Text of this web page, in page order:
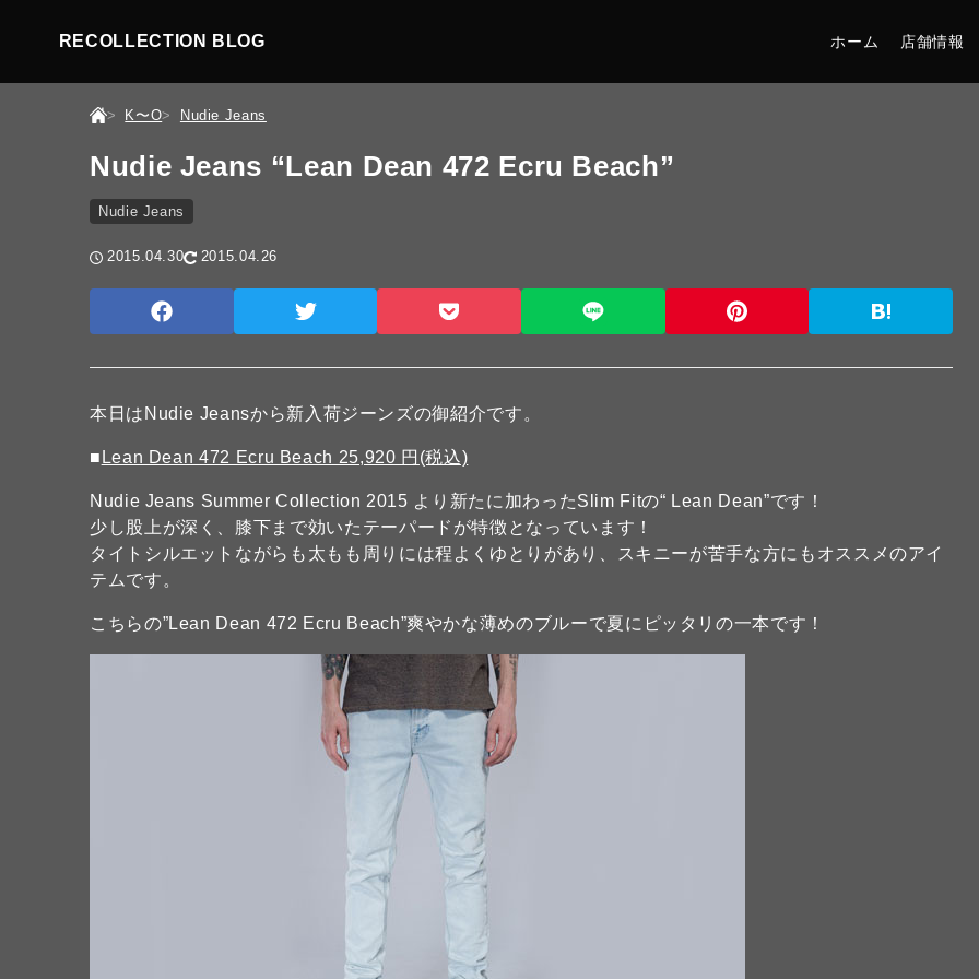
RECOLLECTION BLOG ホーム 店舗情報
K〜O Nudie Jeans
Nudie Jeans “Lean Dean 472 Ecru Beach”
Nudie Jeans
2015.04.30 2015.04.26
本日はNudie Jeansから新入荷ジーンズの御紹介です。
■ Lean Dean 472 Ecru Beach 25,920 円(税込)
Nudie Jeans Summer Collection 2015 より新たに加わったSlim Fitの“ Lean Dean”です！
少し股上が深く、膝下まで効いたテーパードが特徴となっています！
タイトシルエットながらも太もも周りには程よくゆとりがあり、スキニーが苦手な方にもオススメのアイ
テムです。
こちらの”Lean Dean 472 Ecru Beach”爽やかな薄めのブルーで夏にピッタリの一本です！